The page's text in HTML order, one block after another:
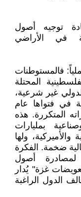
توجيه أصول
في الأراضي
فالمستوطنات
المحتلة
الدولي غير شرعية،
في فتواها عام
المتكررة. هذه
بمليارات
والأميركية، ولها
ضخمة. الفكرة
لمصادرة أصول
غزة" يُدار
الدول الراغبة